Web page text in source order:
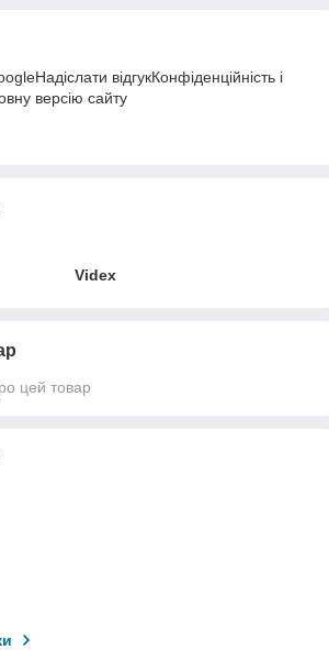
відгукКонфіденційність і
версію сайту
Videx
цей товар